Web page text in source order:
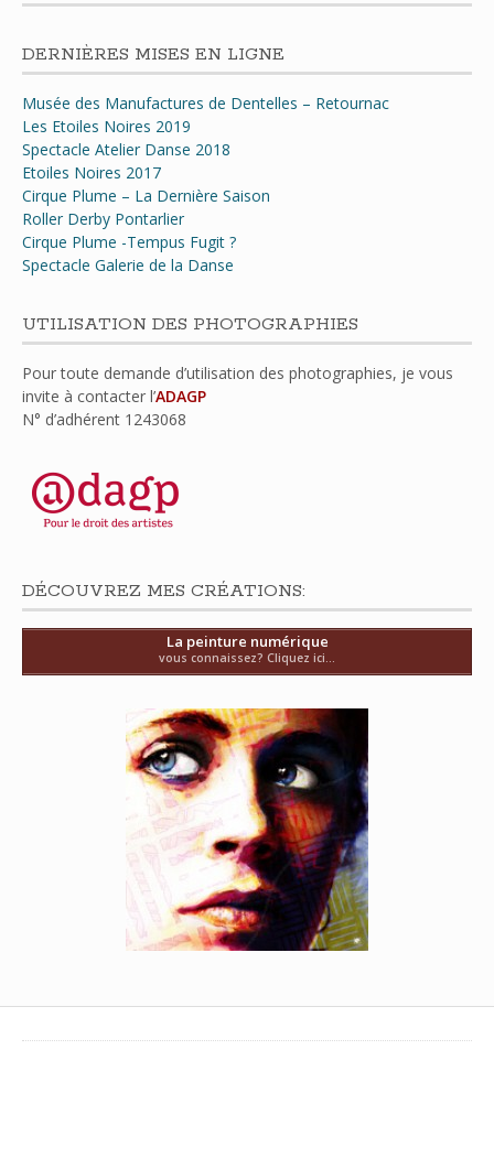
DERNIÈRES MISES EN LIGNE
Musée des Manufactures de Dentelles – Retournac
Les Etoiles Noires 2019
Spectacle Atelier Danse 2018
Etoiles Noires 2017
Cirque Plume – La Dernière Saison
Roller Derby Pontarlier
Cirque Plume -Tempus Fugit ?
Spectacle Galerie de la Danse
UTILISATION DES PHOTOGRAPHIES
Pour toute demande d’utilisation des photographies, je vous
invite à contacter l’ADAGP
N° d’adhérent 1243068
DÉCOUVREZ MES CRÉATIONS:
La peinture numérique
vous connaissez? Cliquez ici...